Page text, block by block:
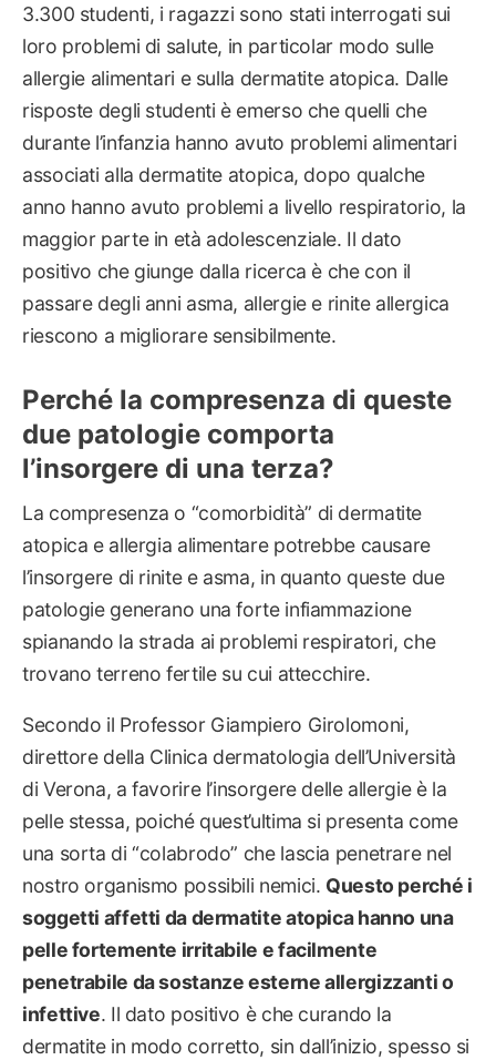
3.300 studenti, i ragazzi sono stati interrogati sui
loro problemi di salute, in particolar modo sulle
allergie alimentari e sulla dermatite atopica. Dalle
risposte degli studenti è emerso che quelli che
durante l’infanzia hanno avuto problemi alimentari
associati alla dermatite atopica, dopo qualche
anno hanno avuto problemi a livello respiratorio, la
maggior parte in età adolescenziale. Il dato
positivo che giunge dalla ricerca è che con il
passare degli anni asma, allergie e rinite allergica
riescono a migliorare sensibilmente.
Perché la compresenza di queste
due patologie comporta
l’insorgere di una terza?
La compresenza o “comorbidità” di dermatite
atopica e allergia alimentare potrebbe causare
l’insorgere di rinite e asma, in quanto queste due
patologie generano una forte infiammazione
spianando la strada ai problemi respiratori, che
trovano terreno fertile su cui attecchire.
Secondo il Professor Giampiero Girolomoni,
direttore della Clinica dermatologia dell’Università
di Verona, a favorire l’insorgere delle allergie è la
pelle stessa, poiché quest’ultima si presenta come
una sorta di “colabrodo” che lascia penetrare nel
nostro organismo possibili nemici. Questo perché i
soggetti affetti da dermatite atopica hanno una
pelle fortemente irritabile e facilmente
penetrabile da sostanze esterne allergizzanti o
infettive. Il dato positivo è che curando la
dermatite in modo corretto, sin dall’inizio, spesso si